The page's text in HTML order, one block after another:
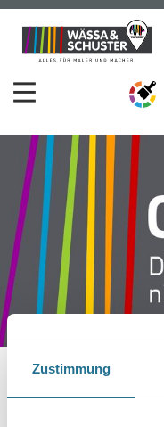
Zustimmung
Zum
Inhalt
Zum
Navigationsmenü